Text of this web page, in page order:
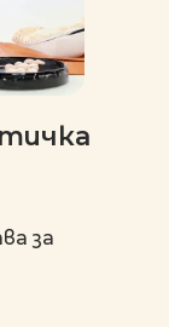
за